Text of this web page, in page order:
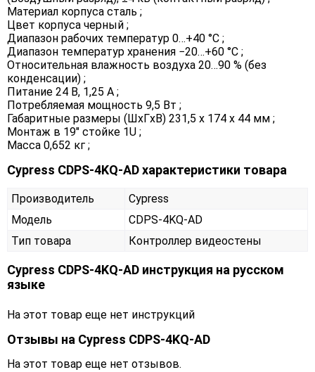
Материал корпуса сталь ;
Цвет корпуса черный ;
Диапазон рабочих температур 0…+40 °C ;
Диапазон температур хранения −20…+60 °C ;
Относительная влажность воздуха 20…90 % (без
конденсации) ;
Питание 24 В, 1,25 А ;
Потребляемая мощность 9,5 Вт ;
Габаритные размеры (ШxГxВ) 231,5 x 174 x 44 мм ;
Монтаж в 19″ стойкe 1U ;
Масса 0,652 кг ;
Cypress CDPS-4KQ-AD характеристики товара
Производитель
Cypress
Модель
CDPS-4KQ-AD
Тип товара
Контроллер видеостены
Cypress CDPS-4KQ-AD инструкция на русском
языке
На этот товар еще нет инструкций
Отзывы на Cypress CDPS-4KQ-AD
На этот товар еще нет отзывов.